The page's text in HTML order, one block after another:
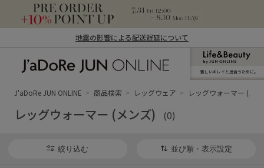
地震の影響による配送遅延について
ン オンライン）
新しいキレイと出合うために。
J'aDoRe JUN ONLINE 商品検索 レッグウェア レッグウォーマー (メ
レッグウォーマー (メンズ) (0)
絞り込む 並び順・表示設定